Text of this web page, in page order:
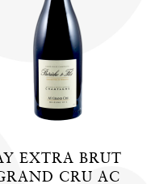
EXTRA BRUT
CRU AC